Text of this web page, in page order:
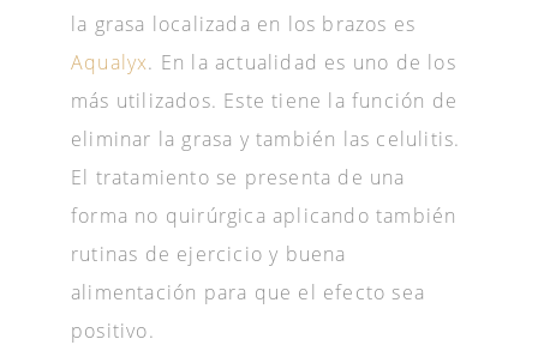
la grasa localizada en los brazos es
Aqualyx. En la actualidad es uno de los
más utilizados. Este tiene la función de
eliminar la grasa y también las celulitis.
El tratamiento se presenta de una
forma no quirúrgica aplicando también
rutinas de ejercicio y buena
alimentación para que el efecto sea
positivo.